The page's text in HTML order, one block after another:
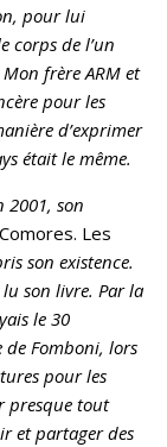
pour lui
corps de l’un
frère ARM et
pour les
d’exprimer
était le même.
son
Comores. Les
son existence.
lu son livre. Par la
le 30
Fomboni, lors
pour les
presque tout
et partager des